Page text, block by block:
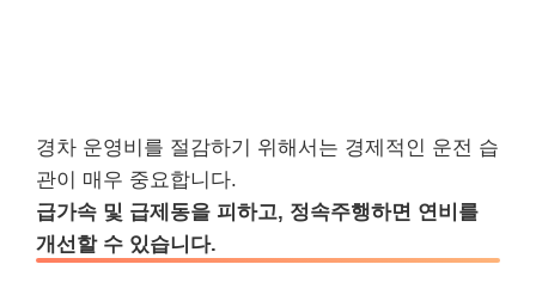
경차 운영비를 절감하기 위해서는 경제적인 운전 습
관이 매우 중요합니다.
급가속 및 급제동을 피하고, 정속주행하면 연비를
개선할 수 있습니다.